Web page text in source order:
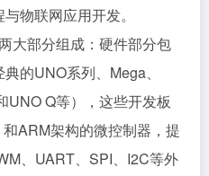
物联网应用开发。
大部分组成：硬件部分包
的UNO系列、Mega、
UNO Q等），这些开发板
ARM架构的微控制器，提
、UART、SPI、I2C等外